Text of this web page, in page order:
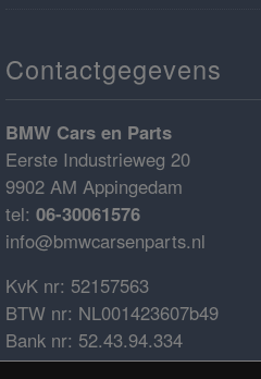
Contactgegevens
BMW Cars en Parts
Eerste Industrieweg 20
9902 AM Appingedam
tel: 06-30061576
info@bmwcarsenparts.nl
KvK nr: 52157563
BTW nr: NL001423607b49
Bank nr: 52.43.94.334
IBAN: NL68ABNA0524394334